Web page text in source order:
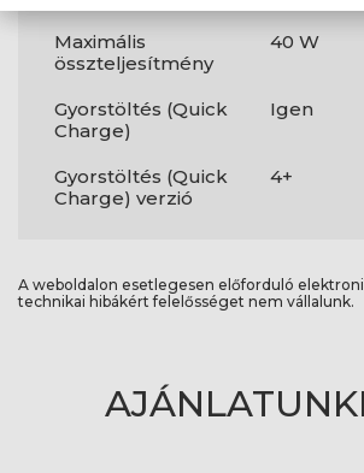
Maximális
összteljesítmény
40 W
Gyorstöltés (Quick
Charge)
Igen
Gyorstöltés (Quick
Charge) verzió
4+
A weboldalon esetlegesen előforduló
technikai hibákért felelősséget nem vállalunk.